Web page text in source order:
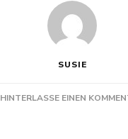
SUSIE
HINTERLASSE EINEN